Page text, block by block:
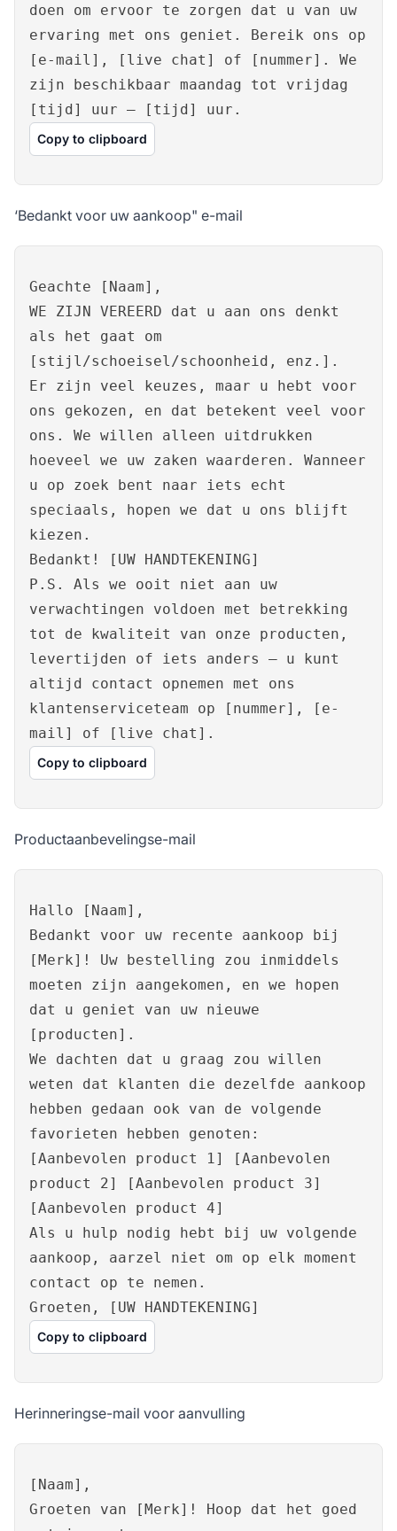
doen om ervoor te zorgen dat u van uw
ervaring met ons geniet. Bereik ons op
[e-mail], [live chat] of [nummer]. We
zijn beschikbaar maandag tot vrijdag
[tijd] uur – [tijd] uur.
Copy to clipboard
‘Bedankt voor uw aankoop" e-mail
Geachte [Naam],
WE ZIJN VEREERD dat u aan ons denkt
als het gaat om
[stijl/schoeisel/schoonheid, enz.].
Er zijn veel keuzes, maar u hebt voor
ons gekozen, en dat betekent veel voor
ons. We willen alleen uitdrukken
hoeveel we uw zaken waarderen. Wanneer
u op zoek bent naar iets echt
speciaals, hopen we dat u ons blijft
kiezen.
Bedankt! [UW HANDTEKENING]
P.S. Als we ooit niet aan uw
verwachtingen voldoen met betrekking
tot de kwaliteit van onze producten,
levertijden of iets anders – u kunt
altijd contact opnemen met ons
klantenserviceteam op [nummer], [e-
mail] of [live chat].
Copy to clipboard
Productaanbevelingse-mail
Hallo [Naam],
Bedankt voor uw recente aankoop bij
[Merk]! Uw bestelling zou inmiddels
moeten zijn aangekomen, en we hopen
dat u geniet van uw nieuwe
[producten].
We dachten dat u graag zou willen
weten dat klanten die dezelfde aankoop
hebben gedaan ook van de volgende
favorieten hebben genoten:
[Aanbevolen product 1] [Aanbevolen
product 2] [Aanbevolen product 3]
[Aanbevolen product 4]
Als u hulp nodig hebt bij uw volgende
aankoop, aarzel niet om op elk moment
contact op te nemen.
Groeten, [UW HANDTEKENING]
Copy to clipboard
Herinneringse-mail voor aanvulling
[Naam],
Groeten van [Merk]! Hoop dat het goed